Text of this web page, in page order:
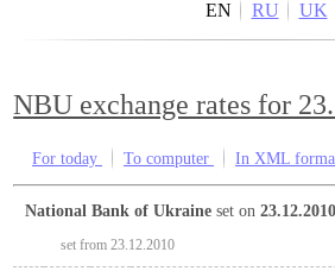
EN RU UK
NBU exchange rates for
For today To computer In XML
National Bank of Ukraine set on23.12.2010
set from 23.12.2010